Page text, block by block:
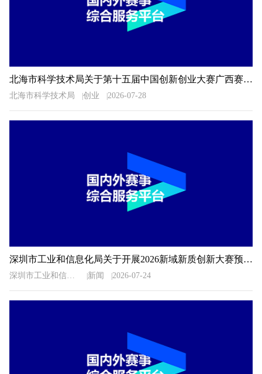
北海市科学技术局关于第十五届中国创新创业大赛广西赛区北海市选拔赛暨2026年北海市创新创业大赛相关事项的通知
北海市科学技术局 创业 2026-07-28
深圳市工业和信息化局关于开展2026新域新质创新大赛预选推荐工作的通知
深圳市工业和信息化局 新闻 2026-07-24